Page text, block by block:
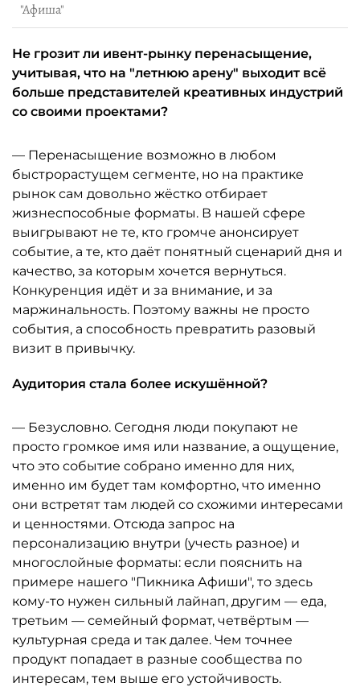
"Афиша"
Не грозит ли ивент-рынку перенасыщение,
учитывая, что на "летнюю арену" выходит всё
больше представителей креативных индустрий
со своими проектами?
— Перенасыщение возможно в любом
быстрорастущем сегменте, но на практике
рынок сам довольно жёстко отбирает
жизнеспособные форматы. В нашей сфере
выигрывают не те, кто громче анонсирует
событие, а те, кто даёт понятный сценарий дня и
качество, за которым хочется вернуться.
Конкуренция идёт и за внимание, и за
маржинальность. Поэтому важны не просто
события, а способность превратить разовый
визит в привычку.
Аудитория стала более искушённой?
— Безусловно. Сегодня люди покупают не
просто громкое имя или название, а ощущение,
что это событие собрано именно для них,
именно им будет там комфортно, что именно
они встретят там людей со схожими интересами
и ценностями. Отсюда запрос на
персонализацию внутри (учесть разное) и
многослойные форматы: если пояснить на
примере нашего "Пикника Афиши", то здесь
кому-то нужен сильный лайнап, другим — еда,
третьим — семейный формат, четвёртым —
культурная среда и так далее. Чем точнее
продукт попадает в разные сообщества по
интересам, тем выше его устойчивость.